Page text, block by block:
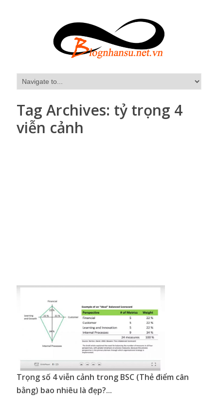
Tag Archives: tỷ trọng 4
viễn cảnh
Trọng số 4 viễn cảnh trong BSC (Thẻ điểm cân
bằng) bao nhiêu là đẹp?...